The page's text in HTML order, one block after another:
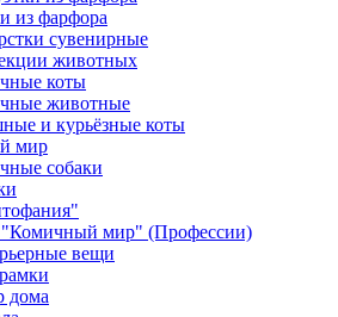
из фарфора
сувенирные
животных
коты
животные
и курьёзные коты
мир
собаки
"Комичный мир" (Профессии)
вещи
дома